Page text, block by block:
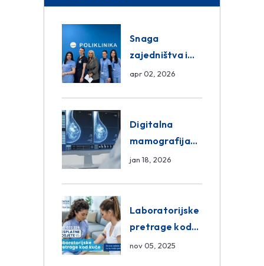
Snaga
zajedništva i
razmjena
Group
apr 02, 2026
Digitalna
mamografija
Sarajevo –
Centar
Poliklinika
jan 18, 2026
Laboratorijske
pretrage kod
kuće – novo u
nov 05, 2025